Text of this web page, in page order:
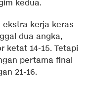
kedua.
ekstra kerja keras
dua angka,
ketat 14-15. Tetapi
pertama final
21-16.